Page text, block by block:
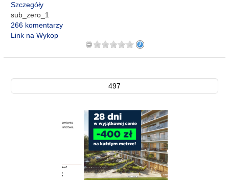
Szczegóły
sub_zero_1
266 komentarzy
Link na Wykop
497